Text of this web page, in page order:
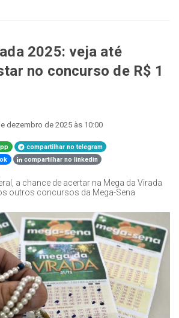
2025: veja até
no concurso de R$ 1
dezembro de 2025 às 10:00
compartilhar no telegram
compartilhar no linkedin
a chance de acertar na Mega da Virada
outros concursos da Mega-Sena